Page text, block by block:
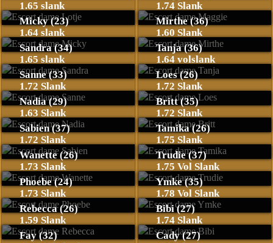
1.65 slank
1.74 Slank
Micky (23)
1.64 slank
Mirthe (36)
1.60 Slank
Sandra (34)
1.65 slank
Tanja (36)
1.64 volslank
Sanne (33)
1.72 Slank
Loes (26)
1.72 Slank
Nadia (29)
1.63 Slank
Britt (35)
1.72 Slank
Sabien (37)
1.72 Slank
Tamika (26)
1.75 Slank
Wanette (26)
1.73 Slank
Trudie (37)
1.75 Vol Slank
Phoebe (24)
1.73 Slank
Ymke (35)
1.78 Vol Slank
Rebecca (26)
1.59 Slank
Bibi (27)
1.74 Slank
Fay (32)
Cady (27)